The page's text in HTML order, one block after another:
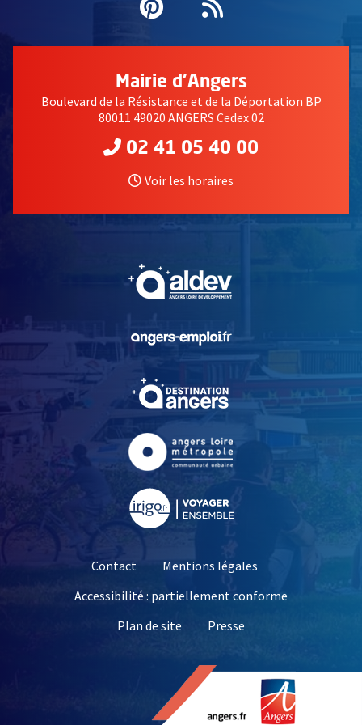
Pinterest
, Ouvre une
Flux RSS
Mairie d'Angers
Boulevard de la Résistance et de la Déportation BP
80011 49020 ANGERS Cedex 02
02 41 05 40 00
Voir les horaires
, Ouvre une nouvelle
, Ouvre une nouvelle
Contact
Mentions légales
Accessibilité : partiellement conforme
Plan de site
Presse